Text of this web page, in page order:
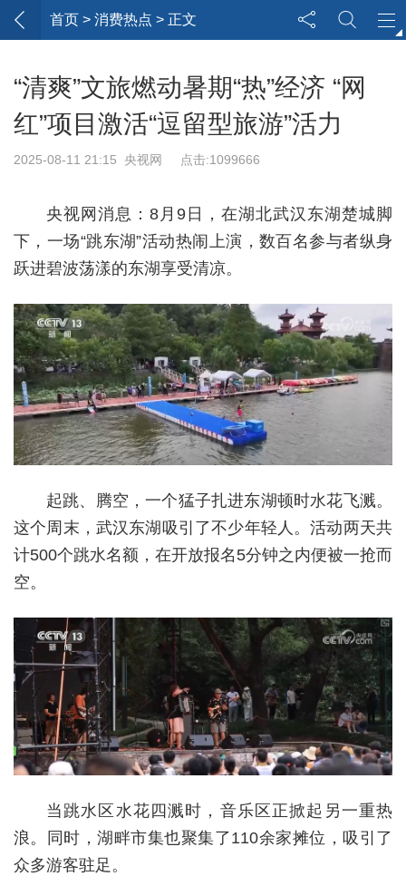
首页 > 消费热点 > 正文
“清爽”文旅燃动暑期“热”经济 “网
红”项目激活“逗留型旅游”活力
2025-08-11 21:15 央视网 点击:1099666
央视网消息：8月9日，在湖北武汉东湖楚城脚
下，一场“跳东湖”活动热闹上演，数百名参与者纵身
跃进碧波荡漾的东湖享受清凉。
起跳、腾空，一个猛子扎进东湖顿时水花飞溅。
这个周末，武汉东湖吸引了不少年轻人。活动两天共
计500个跳水名额，在开放报名5分钟之内便被一抢而
空。
当跳水区水花四溅时，音乐区正掀起另一重热
浪。同时，湖畔市集也聚集了110余家摊位，吸引了
众多游客驻足。